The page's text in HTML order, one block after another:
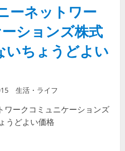
ーネットワー
ションズ株式
いちょうどよい
生活・ライフ
ワークコミュニケーションズ
うどよい価格